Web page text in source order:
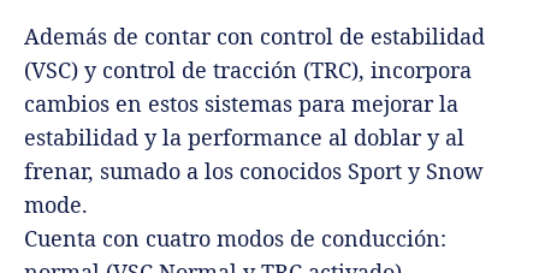
Además de contar con control de estabilidad
(VSC) y control de tracción (TRC), incorpora
cambios en estos sistemas para mejorar la
estabilidad y la performance al doblar y al
frenar, sumado a los conocidos Sport y Snow
mode.
Cuenta con cuatro modos de conducción: